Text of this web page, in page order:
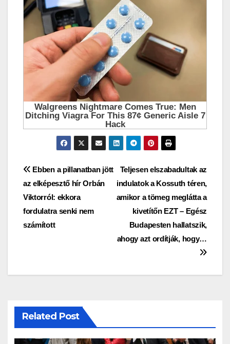
Bejegyzés
navigáció
Teljesen elszabadultak az
indulatok a Kossuth téren,
amikor a tömeg meglátta a
kivetítőn EZT – Egész
Budapesten hallatszik,
ahogy azt ordítják, hogy…
Ebben a pillanatban jött
az elképesztő hír Orbán
Viktorról: ekkora
fordulatra senki nem
számított
Related Post